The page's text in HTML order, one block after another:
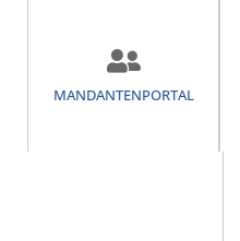
MANDANTENPORTAL